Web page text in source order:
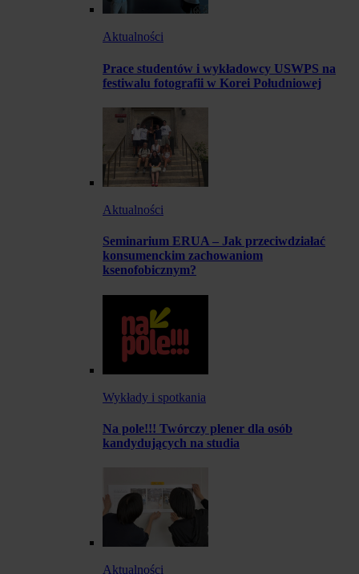
Aktualności
Prace studentów i wykładowcy USWPS na
festiwalu fotografii w Korei Południowej
Aktualności
Seminarium ERUA – Jak przeciwdziałać
konsumenckim zachowaniom
ksenofobicznym?
Wykłady i spotkania
Na pole!!! Twórczy plener dla osób
kandydujących na studia
Aktualności